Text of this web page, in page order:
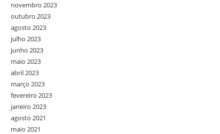
novembro 2023
outubro 2023
agosto 2023
julho 2023
junho 2023
maio 2023
abril 2023
março 2023
fevereiro 2023
janeiro 2023
agosto 2021
maio 2021